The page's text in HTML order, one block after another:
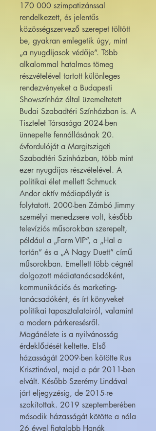
170 000 szimpatizánssal
rendelkezett, és jelentős
közösségszervező szerepet töltött
be, gyakran emlegetik úgy, mint
„a nyugdíjasok védője”. Több
alkalommal hatalmas tömeg
részvételével tartott különleges
rendezvényeket a Budapesti
Showszínház által üzemeltetett
Budai Szabadtéri Színházban is. A
Tisztelet Társasága 2024-ben
ünnepelte fennállásának 20.
évfordulóját a Margitszigeti
Szabadtéri Színházban, több mint
ezer nyugdíjas részvételével. A
politikai élet mellett Schmuck
Andor aktív médiapályát is
folytatott. 2000-ben Zámbó Jimmy
személyi menedzsere volt, később
televíziós műsorokban szerepelt,
például a „Farm VIP”, a „Hal a
tortán” és a „A Nagy Duett” című
műsorokban. Emellett több cégnél
dolgozott médiatanácsadóként,
kommunikációs és marketing-
tanácsadóként, és írt könyveket
politikai tapasztalatairól, valamint
a modern párkeresésről.
Magánélete is a nyilvánosság
érdeklődését keltette. Első
házasságát 2009-ben kötötte Rus
Krisztinával, majd a pár 2011-ben
elvált. Később Szerémy Lindával
járt eljegyzésig, de 2015-re
szakítottak. 2019 szeptemberében
második házasságát kötötte a nála
26 évvel fiatalabb Hanák